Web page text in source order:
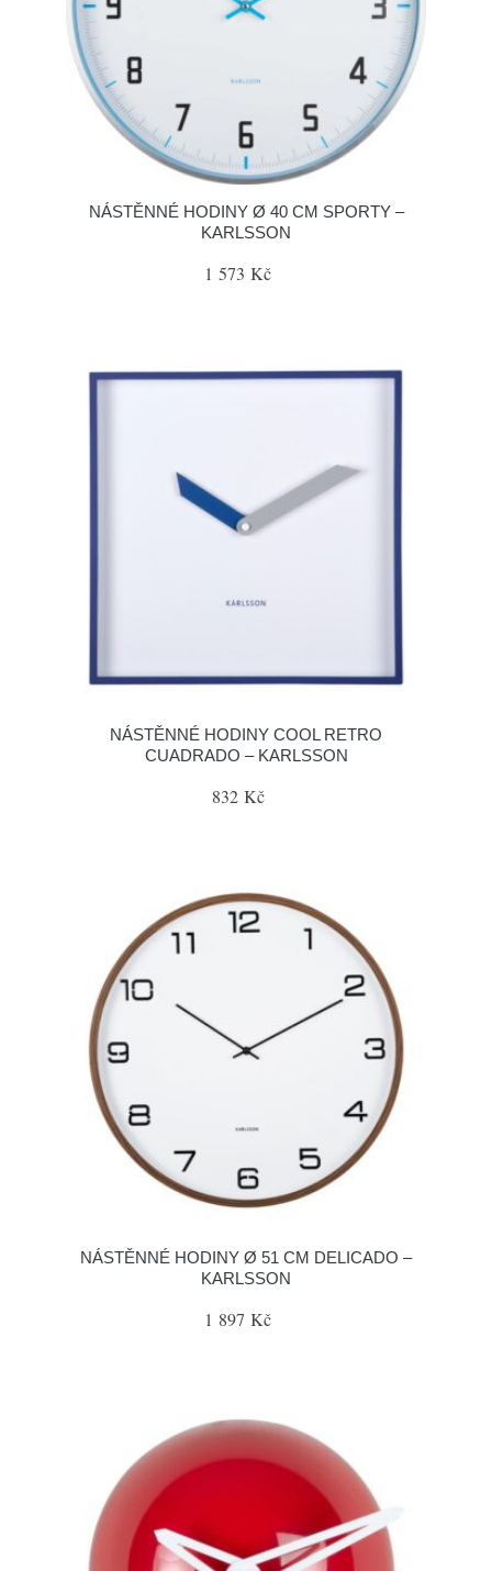
NÁSTĚNNÉ HODINY Ø 40 CM SPORTY –
KARLSSON
1 573 Kč
NÁSTĚNNÉ HODINY COOL RETRO
CUADRADO – KARLSSON
832 Kč
NÁSTĚNNÉ HODINY Ø 51 CM DELICADO –
KARLSSON
1 897 Kč